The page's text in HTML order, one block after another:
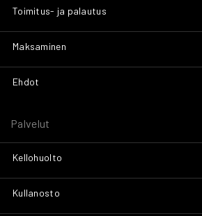
Toimitus- ja palautus
Maksaminen
Ehdot
Palvelut
Kellohuolto
Kullanosto